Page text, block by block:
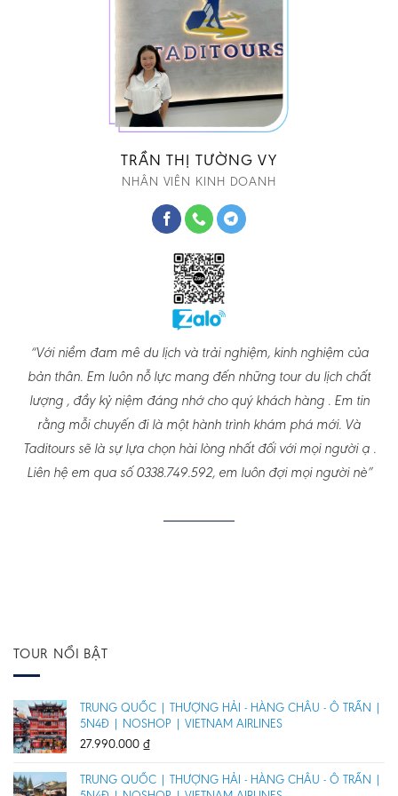
TRẦN THỊ TƯỜNG VY
NHÂN VIÊN KINH DOANH
“Với niềm đam mê du lịch và trải nghiệm, kinh nghiệm của
bản thân. Em luôn nỗ lực mang đến những tour du lịch chất
lượng , đầy kỷ niệm đáng nhớ cho quý khách hàng . Em tin
rằng mỗi chuyến đi là một hành trình khám phá mới. Và
Taditours sẽ là sự lựa chọn hài lòng nhất đối với mọi người ạ .
Liên hệ em qua số 0338.749.592, em luôn đợi mọi người nè”
TOUR NỔI BẬT
TRUNG QUỐC | THƯỢNG HẢI - HÀNG CHÂU - Ô TRẤN |
5N4Đ | NOSHOP | VIETNAM AIRLINES
27.990.000 ₫
TRUNG QUỐC | THƯỢNG HẢI - HÀNG CHÂU - Ô TRẤN |